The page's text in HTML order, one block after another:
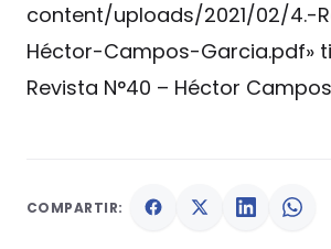
content/uploads/2021/02/4.-
Héctor-Campos-Garcia.pdf»
Revista N°40 – Héctor
COMPARTIR: